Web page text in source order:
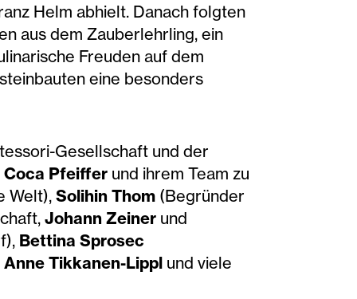
Helm abhielt. Danach folgten
aus dem Zauberlehrling, ein
Freuden auf dem
eine besonders
Gesellschaft und der
Coca Pfeiffer und ihrem Team zu
Welt),Solihin Thom (Begründer
Johann Zeiner und
Bettina Sprosec
Tikkanen-Lippl und viele